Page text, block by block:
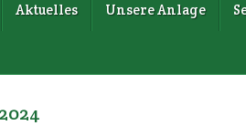
Aktuelles Unsere Anlage